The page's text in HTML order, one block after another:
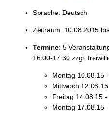
Sprache: Deutsch
Zeitraum: 10.08.2015
Termine: 5
16:00-17:30 zzgl.
Montag 10.08.15
Mittwoch
Freitag 14.08.15
Montag 17.08.15